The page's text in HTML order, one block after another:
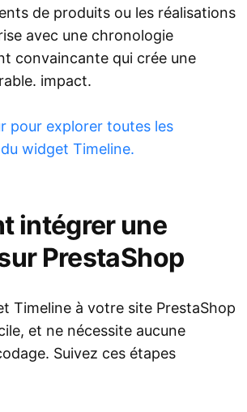
de produits ou les réalisations
avec une chronologie
convaincante qui crée une
impact.
pour explorer toutes les
widget Timeline.
intégrer une
PrestaShop
Timeline à votre site PrestaShop
et ne nécessite aucune
Suivez ces étapes